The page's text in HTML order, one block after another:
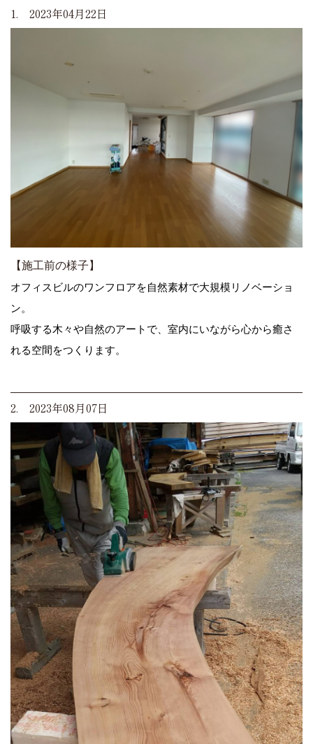
1. 2023年04月22日
【施工前の様子】
オフィスビルのワンフロアを自然素材で大規模リノベーショ
ン。
呼吸する木々や自然のアートで、室内にいながら心から癒さ
れる空間をつくります。
2. 2023年08月07日